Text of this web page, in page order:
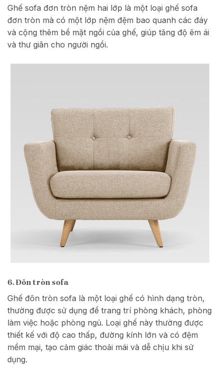
Ghế sofa đơn tròn nệm hai lớp là một loại ghế sofa
đơn tròn mà có một lớp nệm đệm bao quanh các đáy
và cộng thêm bề mặt ngồi của ghế, giúp tăng độ êm ái
và thư giãn cho người ngồi.
6. Đôn tròn sofa
Ghế đôn tròn sofa là một loại ghế có hình dạng tròn,
thường được sử dụng để trang trí phòng khách, phòng
làm việc hoặc phòng ngủ. Loại ghế này thường được
thiết kế với độ cao thấp, đường kính lớn và có đệm
mềm mại, tạo cảm giác thoải mái và dễ chịu khi sử
dụng.